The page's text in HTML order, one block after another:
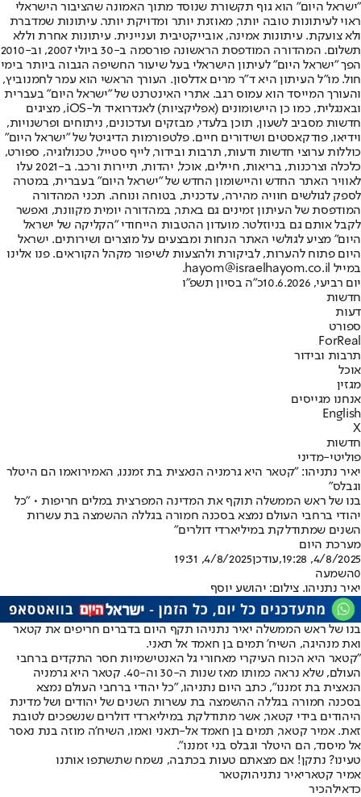
"ישראל היום" הוא גוף תקשורת שנוסד מתוך האמונה שהציבור הישראלי
ראוי לעיתונות טובה יותר, מאוזנת יותר ומדויקת יותר. עיתונות שמדברת
ולא צועקת. עיתונות אמינה, אובייקטיבית ועניינית. עיתונות אחרת וללא
תשלום. המהדורה המודפסת הראשונה פורסמה ב-30 ביולי 2007, וב-2010
הפך "ישראל היום" לעיתון הישראלי בעל שיעור החשיפה הגבוה ביותר בימי
חול. מו"ל העיתון היא ד"ר מרים אדלסון. העורך הראשי הוא עמר לחמנוביץ,
והעורך המייסד הוא עמוס רגב. אתרי האינטרנט של "ישראל היום" בעברית
ובאנגלית, כמו כן היישומונים (אפליקציות) לאנדרואיד ול-iOS, מציגים
חדשות מסביב לשעון, תוכן בלעדי, מבזקים ועדכונים, ניתוחים ופרשנויות,
וידיאו, פודקאסטים ושידורים חיים. פלטפורמות הדיגיטל של "ישראל היום"
כוללות ערוצי חדשות ודעות, תרבות ובידור, לייף סטייל, טכנולוגיה, ספורט,
כלכלה וצרכנות, בריאות, חיילים, אוכל, יהדות, תיירות ורכב. ב-2021 עלו
לאוויר האתר החדש והיישומון החדש של "ישראל היום" בעברית, במטרה
לספק לגולשים חוויה מהירה, עדכנית, בטוחה ונוחה. תכני המהדורה
המודפסת של העיתון זמינים גם באתר, במהדורה יומית מקוונת, ואפשר
לקבל אותם גם בניוזלטר. מועדון ההטבות הייחודי "הקליקה של ישראל
היום" מציע לגולשי האתר הנחות ומבצעים על מוצרים ושירותים. ישראל
היום פתוח להערות, לביקורת ולהצעות לשיפור מקהל הקוראים. פנו אלינו
במייל hayom@israelhayom.co.il.
יום רביעי, 10.6.2026
כ"ה בסיון תשפ"ו
חדשות
דעות
ספורט
ForReal
תרבות ובידור
אוכל
מגזין
אנחנו מגייסים
English
X
חדשות
פוליטי-מדיני
יאיר נתניהו: "קטאר היא גרמניה הנאצית בת זמננו, האמירואמו הם היטלר
וגבלס"
בנו של ראש הממשלה תוקף את המדינה המפרצית במלים חריפות • "כל
יהודי ברחבי העולם נמצא בסכנה חמורה בגללה ההשמצה בת עשרות
השנים שמתודלקת במיליארדי דולרים"
מערכת היום
4/8/2025, 19:28
,עודכן4/8/2025, 19:31
0השמעה
יאיר נתניהו. צילום: יהושע יוסף
בנו של ראש הממשלה יאיר נתניהו תקף היום בדברים חריפים את קטאר
ואת מנהיגה, השיח' תמים בן חאמד אל תאני.
"קטאר היא הכוח העיקרי מאחורי גל האנטישמיות חסר התקדים ברחבי
העולם, שלא נראה כמותו מאז שנות ה-30 וה-40. קטאר היא גרמניה
הנאצית בת זמננו", כתב היום נתניהו, "כל יהודי ברחבי העולם נמצא
בסכנה חמורה בגללה ההשמצה בת עשרות השנים של יהודים ושל מדינת
היהודים בידי קטאר, אשר מתודלקת במיליארדי דולרים שנשפכים לטובת
זאת. אמיר קטאר, תמים בן חאמד אל-תאני ואמו, השיח'ה מוזה בנת נאסר
אל מיסנד, הם היטלר וגבלס בני זמננו".
טעינו? נתקן! אם מצאתם טעות בכתבה, נשמח שתשתפו אותנו
אמיר קטאריאיר נתניהוקטאר
כדאילהכיר